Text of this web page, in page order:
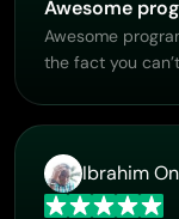
Awesome
Awesome
the fact you
Ibrahim